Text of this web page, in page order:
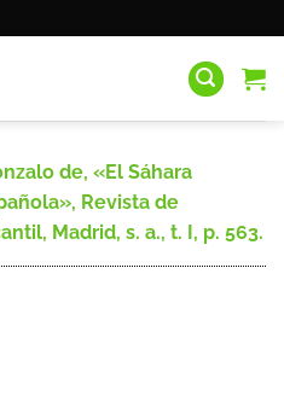
de, «El Sáhara
Revista de
Madrid, s. a., t. I, p. 563.